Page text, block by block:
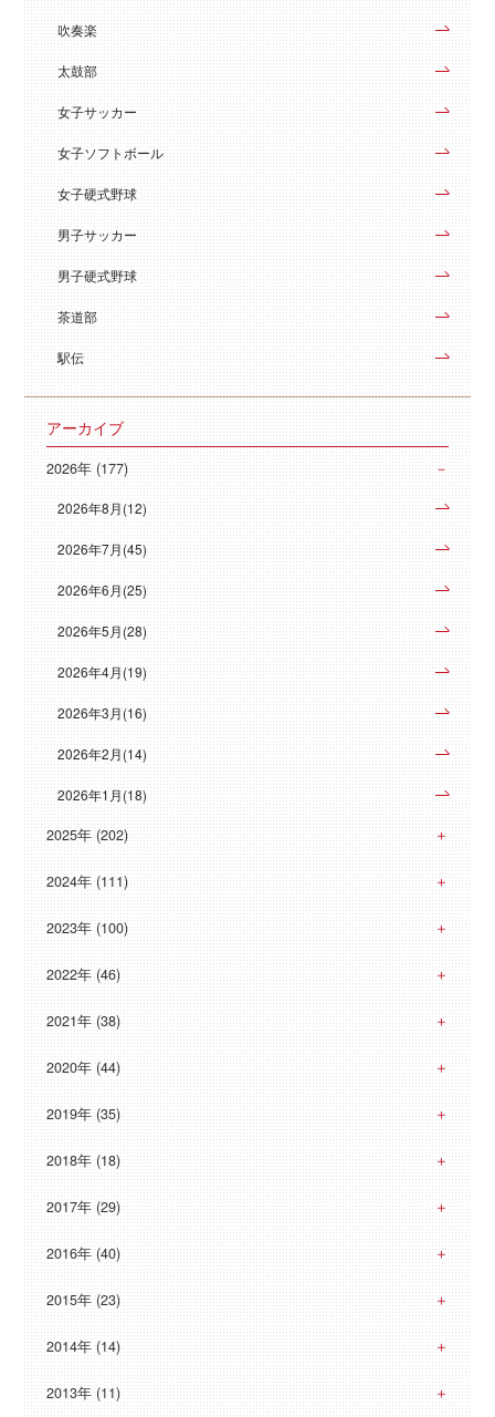
吹奏楽
太鼓部
女子サッカー
女子ソフトボール
女子硬式野球
男子サッカー
男子硬式野球
茶道部
駅伝
アーカイブ
2026年 (177)
2026年8月(12)
2026年7月(45)
2026年6月(25)
2026年5月(28)
2026年4月(19)
2026年3月(16)
2026年2月(14)
2026年1月(18)
2025年 (202)
2024年 (111)
2023年 (100)
2022年 (46)
2021年 (38)
2020年 (44)
2019年 (35)
2018年 (18)
2017年 (29)
2016年 (40)
2015年 (23)
2014年 (14)
2013年 (11)